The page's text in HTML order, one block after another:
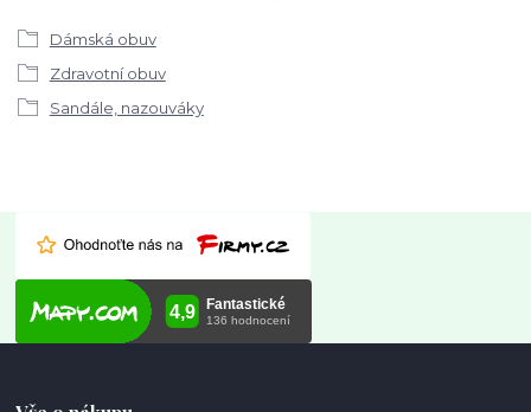
Dámská obuv
Zdravotní obuv
Sandále, nazouváky